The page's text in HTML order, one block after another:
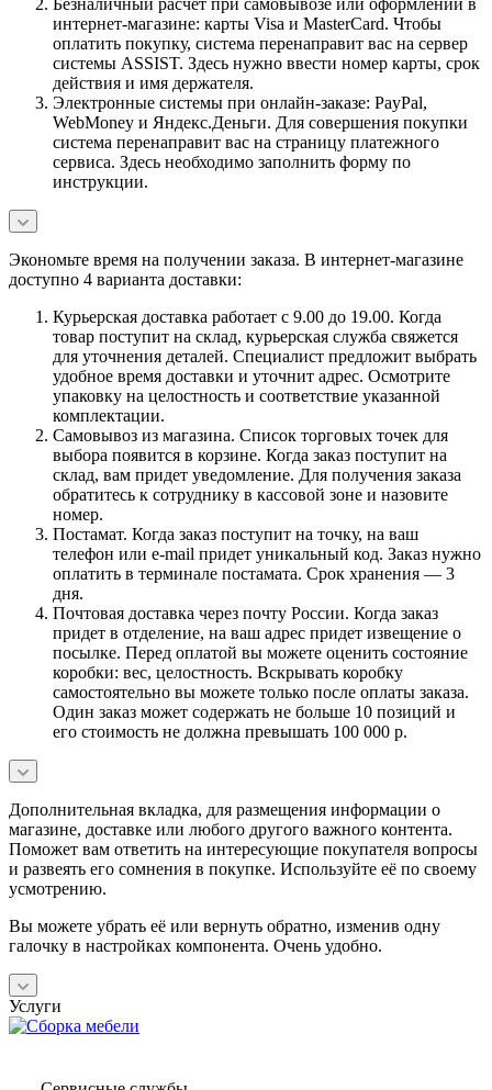
Безналичный расчет при самовывозе или оформлении в
интернет-магазине: карты Visa и MasterCard. Чтобы
оплатить покупку, система перенаправит вас на сервер
системы ASSIST. Здесь нужно ввести номер карты, срок
действия и имя держателя.
Электронные системы при онлайн-заказе: PayPal,
WebMoney и Яндекс.Деньги. Для совершения покупки
система перенаправит вас на страницу платежного
сервиса. Здесь необходимо заполнить форму по
инструкции.
Экономьте время на получении заказа. В интернет-магазине
доступно 4 варианта доставки:
Курьерская доставка работает с 9.00 до 19.00. Когда
товар поступит на склад, курьерская служба свяжется
для уточнения деталей. Специалист предложит выбрать
удобное время доставки и уточнит адрес. Осмотрите
упаковку на целостность и соответствие указанной
комплектации.
Самовывоз из магазина. Список торговых точек для
выбора появится в корзине. Когда заказ поступит на
склад, вам придет уведомление. Для получения заказа
обратитесь к сотруднику в кассовой зоне и назовите
номер.
Постамат. Когда заказ поступит на точку, на ваш
телефон или e-mail придет уникальный код. Заказ нужно
оплатить в терминале постамата. Срок хранения — 3
дня.
Почтовая доставка через почту России. Когда заказ
придет в отделение, на ваш адрес придет извещение о
посылке. Перед оплатой вы можете оценить состояние
коробки: вес, целостность. Вскрывать коробку
самостоятельно вы можете только после оплаты заказа.
Один заказ может содержать не больше 10 позиций и
его стоимость не должна превышать 100 000 р.
Дополнительная вкладка, для размещения информации о
магазине, доставке или любого другого важного контента.
Поможет вам ответить на интересующие покупателя вопросы
и развеять его сомнения в покупке. Используйте её по своему
усмотрению.
Вы можете убрать её или вернуть обратно, изменив одну
галочку в настройках компонента. Очень удобно.
Услуги